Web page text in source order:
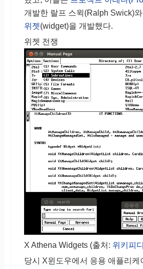
개발한 랄프 스윅(Ralph Swick)
위젯(widget)을 개발했다.
위젯 전쟁
X Athena Widgets (출처: 위키피
당시 X윈도우에서 응용 애플리케